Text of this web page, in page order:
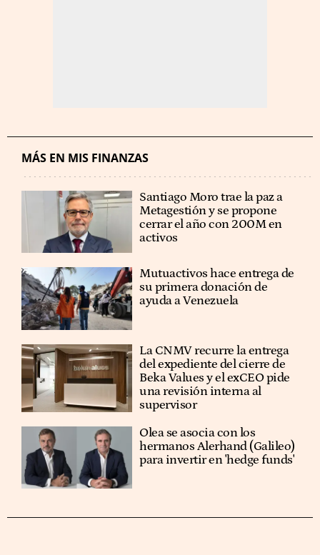
MÁS EN MIS FINANZAS
Santiago Moro trae la paz a
Metagestión y se propone
cerrar el año con 200M en
activos
Mutuactivos hace entrega de
su primera donación de
ayuda a Venezuela
La CNMV recurre la entrega
del expediente del cierre de
Beka Values y el exCEO pide
una revisión interna al
supervisor
Olea se asocia con los
hermanos Alerhand (Galileo)
para invertir en 'hedge funds'